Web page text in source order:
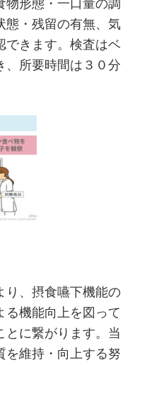
形態・一口量の調
態・残留の有無、気
できます。検査はベ
、所要時間は３０分
り、摂食嚥下機能の
る機能向上を図って
とに繋がります。当
を維持・向上する努